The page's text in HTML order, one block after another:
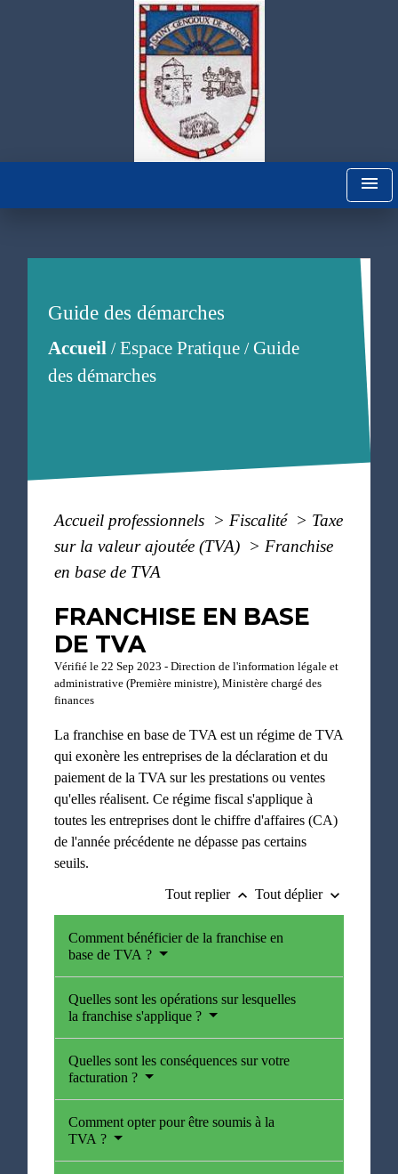
menu
Guide des démarches
Accueil/Espace Pratique/Guide
des démarches
Accueil professionnels > Fiscalité > Taxe
sur la valeur ajoutée (TVA) > Franchise
en base de TVA
FRANCHISE EN BASE
DE TVA
Vérifié le 22 Sep 2023 - Direction de l'information légale et
administrative (Première ministre), Ministère chargé des
finances
La franchise en base de TVA est un régime de TVA
qui exonère les entreprises de la déclaration et du
paiement de la TVA sur les prestations ou ventes
qu'elles réalisent. Ce régime fiscal s'applique à
toutes les entreprises dont le chiffre d'affaires (CA)
de l'année précédente ne dépasse pas certains
seuils.
Tout replier keyboard_arrow_up Tout déplier keyboard_arrow_down
Comment bénéficier de la franchise en
base de TVA ?
Quelles sont les opérations sur lesquelles
la franchise s'applique ?
Quelles sont les conséquences sur votre
facturation ?
Comment opter pour être soumis à la
TVA ?